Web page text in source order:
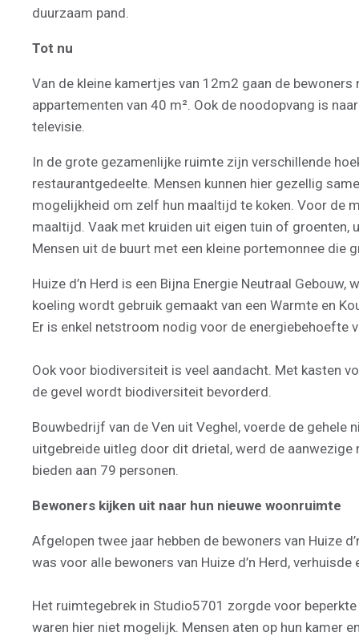
duurzaam pand.
Tot nu
Van de kleine kamertjes van 12m2 gaan de
appartementen van 40 m². Ook de noodopvang is
televisie.
In de grote gezamenlijke ruimte zijn verschillende
restaurantgedeelte. Mensen kunnen hier gezellig
mogelijkheid om zelf hun maaltijd te koken. Voor de
maaltijd. Vaak met kruiden uit eigen tuin of groenten,
Mensen uit de buurt met een kleine portemonnee die
Huize d’n Herd is een Bijna Energie Neutraal
koeling wordt gebruik gemaakt van een Warmte en
Er is enkel netstroom nodig voor de energiebehoefte
Ook voor biodiversiteit is veel aandacht. Met kasten
de gevel wordt biodiversiteit bevorderd.
Bouwbedrijf van de Ven uit Veghel, voerde de
uitgebreide uitleg door dit drietal, werd de
bieden aan 79 personen.
Bewoners kijken uit naar hun nieuwe woonruimte
Afgelopen twee jaar hebben de bewoners van Huize
was voor alle bewoners van Huize d’n Herd,
Het ruimtegebrek in Studio5701 zorgde voor
waren hier niet mogelijk. Mensen aten op hun kamer